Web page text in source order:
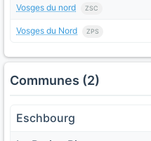
Vosges du nord ZSC
Vosges du Nord ZPS
Communes (2)
Eschbourg